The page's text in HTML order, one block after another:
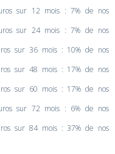
sur 12 mois : 7% de nos
sur 24 mois : 7% de nos
sur 36 mois : 10% de nos
sur 48 mois : 17% de nos
sur 60 mois : 17% de nos
sur 72 mois : 6% de nos
sur 84 mois : 37% de nos